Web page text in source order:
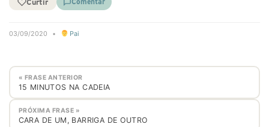
Curtir
03/09/2020 • Pai
« FRASE ANTERIOR
15 MINUTOS NA CADEIA
PRÓXIMA FRASE »
CARA DE UM, BARRIGA DE OUTRO